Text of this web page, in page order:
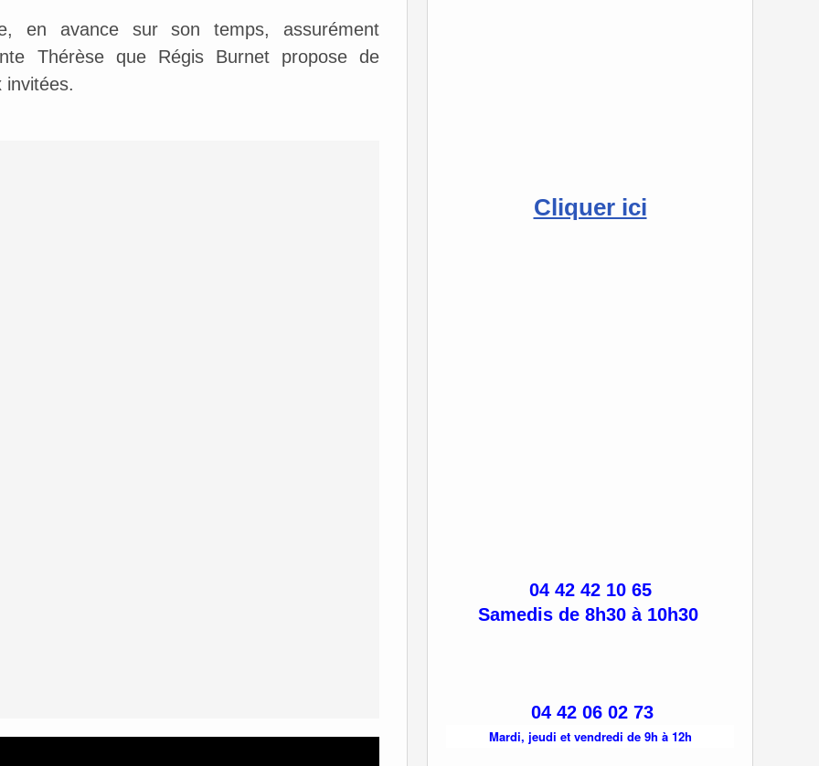
Cliquer ici
04 42 42 10 65
Samedis de 8h30 à 10h30
04 42 06 02 73
Mardi, jeudi et vendredi de 9h à 12h
en avance sur son temps, assurément
Thérèse que Régis Burnet propose de
invitées.